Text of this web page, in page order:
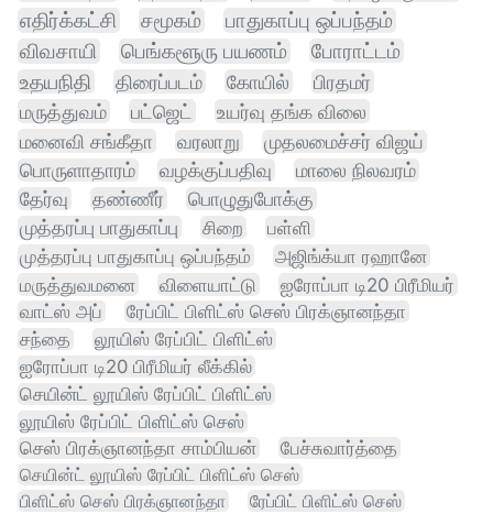
எதிர்க்கட்சி
சமூகம்
பாதுகாப்பு ஒப்பந்தம்
விவசாயி
பெங்களூரு பயணம்
போராட்டம்
உதயநிதி
திரைப்படம் கோயில்
பிரதமர்
மருத்துவம்
பட்ஜெட்
உயர்வு தங்க விலை
மனைவி சங்கீதா
வரலாறு
முதலமைச்சர் விஜய்
பொருளாதாரம்
வழக்குப்பதிவு
மாலை நிலவரம்
தேர்வு
தண்ணீர்
பொழுதுபோக்கு
முத்தரப்பு பாதுகாப்பு
சிறை
பள்ளி
முத்தரப்பு பாதுகாப்பு ஒப்பந்தம்
அஜிங்க்யா ரஹானே
மருத்துவமனை
விளையாட்டு ஐரோப்பா டி20 பிரீமியர்
வாட்ஸ் அப்
ரேப்பிட் பிளிட்ஸ் செஸ் பிரக்ஞானந்தா
சந்தை
லூயிஸ் ரேப்பிட் பிளிட்ஸ்
ஐரோப்பா டி20 பிரீமியர் லீக்கில்
செயின்ட் லூயிஸ் ரேப்பிட் பிளிட்ஸ்
லூயிஸ் ரேப்பிட் பிளிட்ஸ் செஸ்
செஸ் பிரக்ஞானந்தா சாம்பியன்
பேச்சுவார்த்தை
செயின்ட் லூயிஸ் ரேப்பிட் பிளிட்ஸ் செஸ்
பிளிட்ஸ் செஸ் பிரக்ஞானந்தா
ரேப்பிட் பிளிட்ஸ் செஸ்